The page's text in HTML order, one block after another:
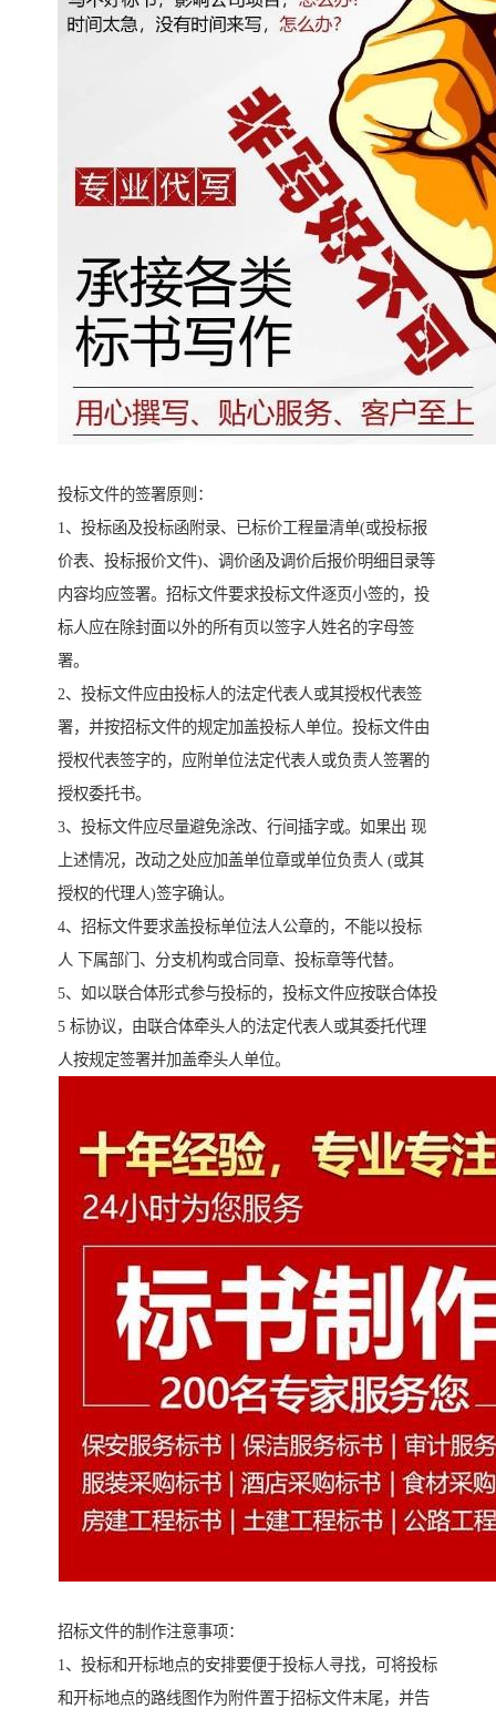
投标文件的签署原则：
1、投标函及投标函附录、已标价工程量清单(或投标报
价表、投标报价文件)、调价函及调价后报价明细目录等
内容均应签署。招标文件要求投标文件逐页小签的，投
标人应在除封面以外的所有页以签字人姓名的字母签
署。
2、投标文件应由投标人的法定代表人或其授权代表签
署，并按招标文件的规定加盖投标人单位。投标文件由
授权代表签字的，应附单位法定代表人或负责人签署的
授权委托书。
3、投标文件应尽量避免涂改、行间插字或。如果出 现
上述情况，改动之处应加盖单位章或单位负责人 (或其
授权的代理人)签字确认。
4、招标文件要求盖投标单位法人公章的，不能以投标
人 下属部门、分支机构或合同章、投标章等代替。
5、如以联合体形式参与投标的，投标文件应按联合体投
5 标协议，由联合体牵头人的法定代表人或其委托代理
人按规定签署并加盖牵头人单位。
招标文件的制作注意事项：
1、投标和开标地点的安排要便于投标人寻找，可将投标
和开标地点的路线图作为附件置于招标文件末尾，并告